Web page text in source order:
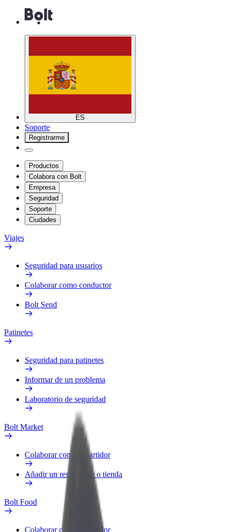
ES
Soporte
Registrarme
Productos
Colabora con Bolt
Empresa
Seguridad
Soporte
Ciudades
Viajes
Seguridad para usuarios
Colaborar como conductor
Bolt Send
Patinetes
Seguridad para patinetes
Informar de un problema
Laboratorio de seguridad
Bolt Market
Colaborar como repartidor
Añadir un restaurante o tienda
Bolt Food
Colaborar como repartidor